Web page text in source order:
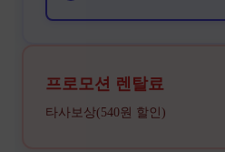
프로모션 렌탈료
타사보상(540원 할인)